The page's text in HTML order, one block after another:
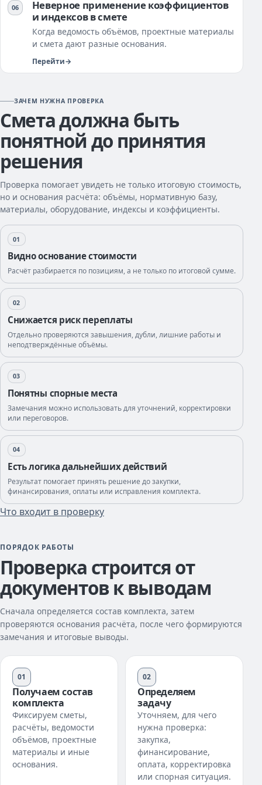
Неверное применение коэффициентов
и индексов в смете
Когда ведомость объёмов, проектные материалы
и смета дают разные основания.
Перейти
ЗАЧЕМ НУЖНА ПРОВЕРКА
Смета должна быть
понятной до принятия
решения
Проверка помогает увидеть не только итоговую стоимость,
но и основания расчёта: объёмы, нормативную базу,
материалы, оборудование, индексы и коэффициенты.
01
Видно основание стоимости
Расчёт разбирается по позициям, а не только по итоговой сумме.
02
Снижается риск переплаты
Отдельно проверяются завышения, дубли, лишние работы и
неподтверждённые объёмы.
03
Понятны спорные места
Замечания можно использовать для уточнений, корректировки
или переговоров.
04
Есть логика дальнейших действий
Результат помогает принять решение до закупки,
финансирования, оплаты или исправления комплекта.
Что входит в проверку
ПОРЯДОК РАБОТЫ
Проверка строится от
документов к выводам
Сначала определяется состав комплекта, затем
проверяются основания расчёта, после чего формируются
замечания и итоговые выводы.
01
Получаем состав
комплекта
Фиксируем сметы,
расчёты, ведомости
объёмов, проектные
материалы и иные
основания.
02
Определяем
задачу
Уточняем, для чего
нужна проверка:
закупка,
финансирование,
оплата, корректировка
или спорная ситуация.